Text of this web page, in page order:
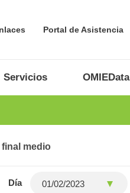
Portal de Asistencia
Servicios OMIEData
final medio
Día